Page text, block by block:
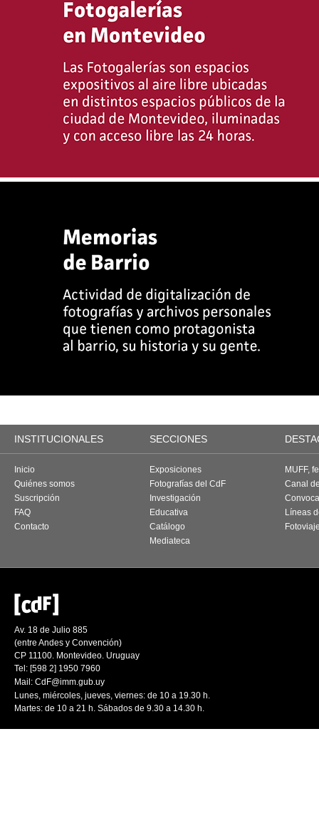
INSTITUCIONALES SECCIONES
Inicio
Quiénes somos
Suscripción
FAQ
Contacto
Exposiciones
Fotografías del CdF
Investigación
Educativa
Catálogo
Mediateca
MUFF,
Canal
Líneas
Av. 18 de Julio 885
(entre Andes y Convención)
CP 11100. Montevideo. Uruguay
Tel: [598 2] 1950 7960
Mail: CdF@imm.gub.uy
Lunes, miércoles, jueves, viernes: de 10 a 19.30 h.
Martes: de 10 a 21 h. Sábados de 9.30 a 14.30 h.